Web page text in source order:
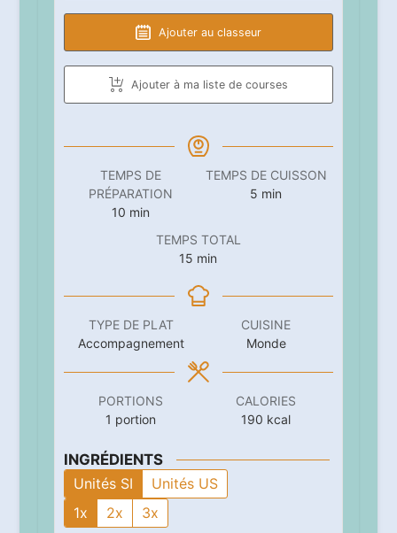
Ajouter au classeur
Ajouter à ma liste de courses
TEMPS DE
PRÉPARATION
10 minutes
min
TEMPS DE CUISSON
5 minutes
min
TEMPS TOTAL
15 minutes
min
TYPE DE PLAT
Accompagnement
CUISINE
Monde
PORTIONS
1 portion
CALORIES
190 kcal
INGRÉDIENTS
Unités SI
Unités US
1x
2x 3x